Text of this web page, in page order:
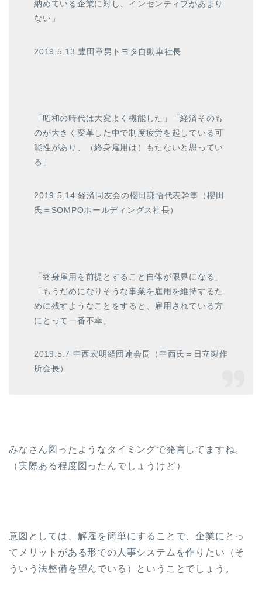
納めている企業に対し、インセンティブがあまり
ない」
2019.5.13 豊田章男トヨタ自動車社長
「昭和の時代は大変よく機能した」「経済そのも
のが大きく変革した中で制度疲労を起している可
能性があり、（終身雇用は）もたないと思ってい
る」
2019.5.14 経済同友会の櫻田謙悟代表幹事（櫻田
氏＝SOMPOホールディングス社長）
「終身雇用を前提とすること自体が限界になる」
「もうだめになりそうな事業を雇用を維持するた
めに残すようなことをすると、雇用されている方
にとって一番不幸」
2019.5.7 中西宏明経団連会長（中西氏＝日立製作
所会長）
みなさん図ったようなタイミングで発言してますね。
（実際ある程度図ったんでしょうけど）
意図としては、解雇を簡単にすることで、企業にとっ
てメリットがある形での人事システムを作りたい（そ
ういう法整備を望んでいる）ということでしょう。